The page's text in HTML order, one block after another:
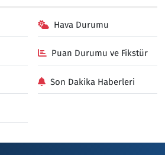
Hava Durumu
Puan Durumu ve Fikstür
Son Dakika Haberleri